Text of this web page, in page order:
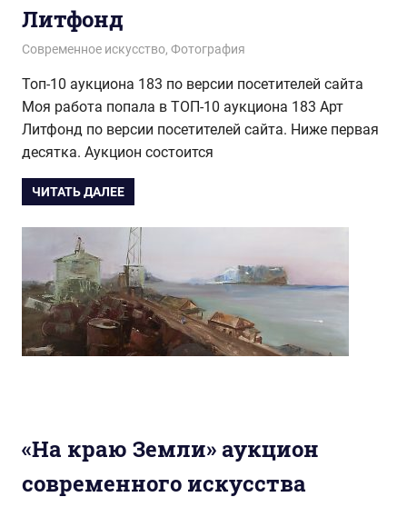
Литфонд
09.10.2019
wol.ru
Современное искусство, Фотография
Топ-10 аукциона 183 по версии посетителей сайта
Моя работа попала в ТОП-10 аукциона 183 Арт
Литфонд по версии посетителей сайта. Ниже первая
десятка. Аукцион состоится
ЧИТАТЬ ДАЛЕЕ
«На краю Земли» аукцион
современного искусства